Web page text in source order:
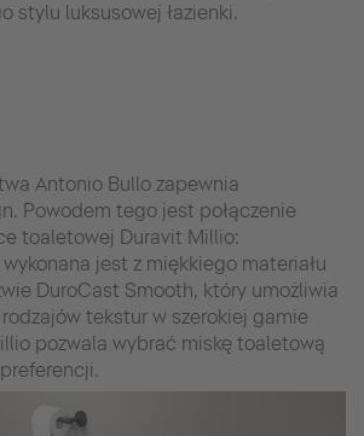
stylu luksusowej łazienki.
Antonio Bullo zapewnia
Powodem tego jest połączenie
toaletowej Duravit Millio:
jest z miękkiego materiału
DuroCast Smooth, który umożliwia
tekstur w szerokiej gamie
pozwala wybrać miskę toaletową